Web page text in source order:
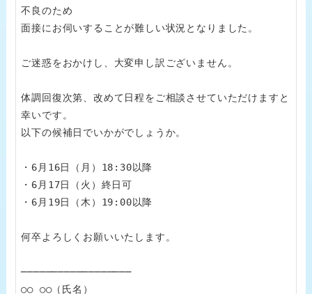
不良のため
面接にお伺いすることが難しい状況となりました。
ご迷惑をおかけし、大変申し訳ございません。
体調回復次第、改めて日程をご相談させていただけますと
幸いです。
以下の候補日でいかがでしょうか。
・6月16日（月）18:30以降
・6月17日（火）終日可
・6月19日（木）19:00以降
何卒よろしくお願いいたします。
──────────────────
○○ ○○（氏名）